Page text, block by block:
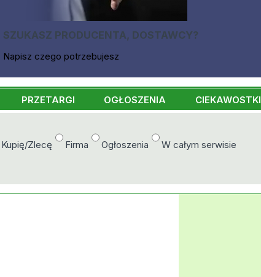
SZUKASZ PRODUCENTA, DOSTAWCY?
Napisz czego potrzebujesz
PRZETARGI OGŁOSZENIA CIEKAWOSTKI
Kupię/Zlecę Firma Ogłoszenia W całym serwisie